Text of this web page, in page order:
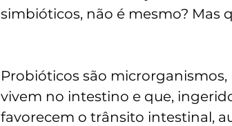
simbióticos, não é mesmo? Mas
Probióticos são
vivem no intestino e que,
favorecem o trânsito intestinal,